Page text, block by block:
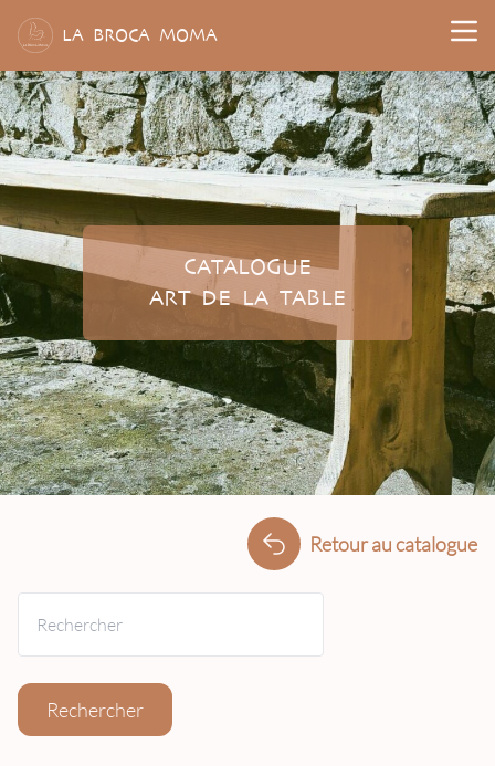
LA BROCA MOMA
CATALOGUE
ART DE LA TABLE
Retour au catalogue
Rechercher